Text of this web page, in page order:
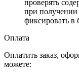
проверять
при получении
фиксировать в
Оплата
Оплатить заказ,
можете: